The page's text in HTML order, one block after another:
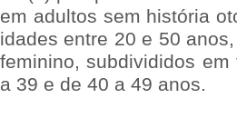
em adultos sem história
idades entre 20 e 50
feminino, subdivididos
a 39 e de 40 a 49 anos.